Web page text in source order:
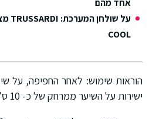
אחד מהם
COOL
הוראות שימוש: לאחר החפיפה, על
ישירות על השיער ממרחק של כ- 10 ס"מ.